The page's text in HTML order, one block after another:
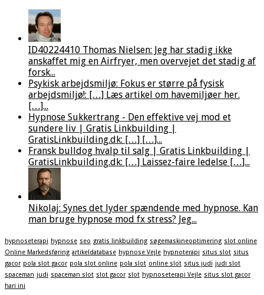
ID40224410 Thomas Nielsen: Jeg har stadig ikke
anskaffet mig en Airfryer, men overvejet det stadig af
forsk...
Psykisk arbejdsmiljø: Fokus er større på fysisk
arbejdsmiljø!: […] Læs artikel om havemiljøer her.
[…]...
Hypnose Sukkertrang - Den effektive vej mod et
sundere liv | Gratis Linkbuilding |
GratisLinkbuilding.dk: […] […]...
Fransk bulldog hvalp til salg | Gratis Linkbuilding |
GratisLinkbuilding.dk: […] Laissez-faire ledelse […]...
Nikolaj: Synes det lyder spændende med hypnose. Kan
man bruge hypnose mod fx stress? Jeg...
hypnoseterapi hypnose seo gratis linkbuilding søgemaskineoptimering slot online
Online Markedsføring artikeldatabase hypnose Vejle hypnoterapi situs slot situs
gacor pola slot gacor pola slot online pola slot online slot situs judi judi slot
spaceman judi spaceman slot slot gacor slot hypnoseterapi Vejle situs slot gacor
hari ini